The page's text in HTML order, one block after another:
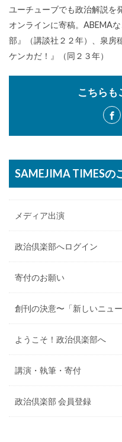
ユーチューブでも政治解説を
オンラインに寄稿。ABEMA
部』（講談社２２年）、泉房
ケンカだ！』（同２３年）
こちらも
SAMEJIMA TIMESの
メディア出演
政治倶楽部へログイン
寄付のお願い
創刊の決意〜「新しいニュ
ようこそ！政治倶楽部へ
講演・執筆・寄付
政治倶楽部 会員登録